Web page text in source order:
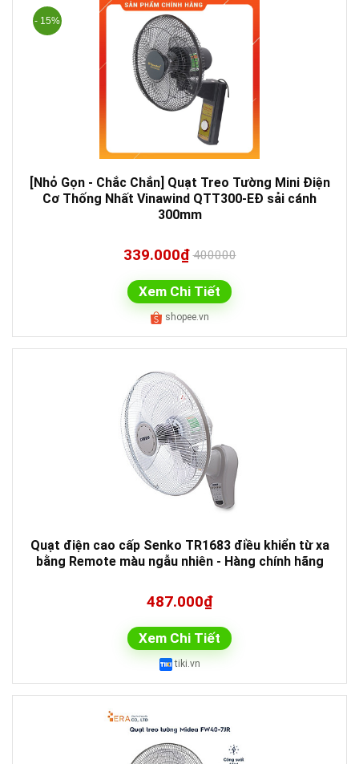
- 15%
[Nhỏ Gọn - Chắc Chắn] Quạt Treo Tường Mini Điện
Cơ Thống Nhất Vinawind QTT300-EĐ sải cánh
300mm
339.000₫ 400000
Xem Chi Tiết
shopee.vn
Quạt điện cao cấp Senko TR1683 điều khiển từ xa
bằng Remote màu ngẫu nhiên - Hàng chính hãng
487.000₫
Xem Chi Tiết
tiki.vn